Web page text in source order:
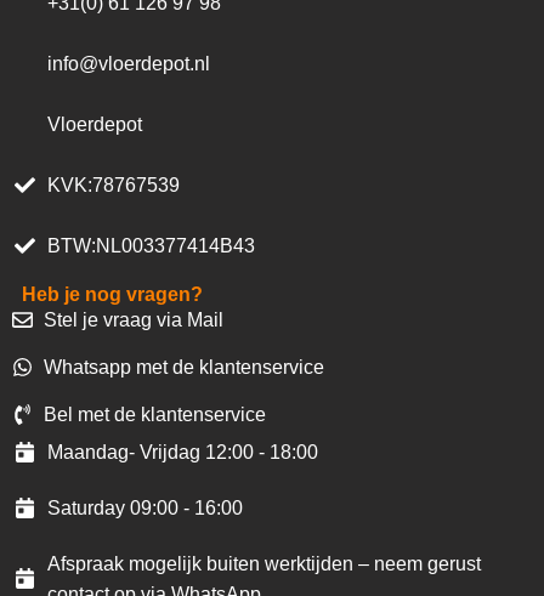
info@vloerdepot.nl
Vloerdepot
KVK:78767539
BTW:NL003377414B43
Heb je nog vragen?
Stel je vraag via Mail
Whatsapp met de klantenservice
Bel met de klantenservice
Maandag- Vrijdag 12:00 - 18:00
Saturday 09:00 - 16:00
Afspraak mogelijk buiten werktijden – neem gerust